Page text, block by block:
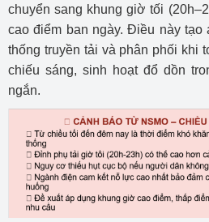
chuyển sang khung giờ tối
cao điểm ban ngày. Điều này
thống truyền tải và phân phối khi
chiếu sáng, sinh hoạt đổ dồn
ngắn.